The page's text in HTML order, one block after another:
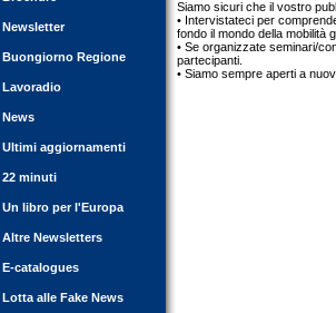
Newsletter
Buongiorno Regione
Lavoradio
News
Ultimi aggiornamenti
22 minuti
Un libro per l'Europa
Altre Newsletters
E-catalogues
Lotta alle Fake News
Siamo sicuri che il vostro
• Intervistateci per
fondo il mondo della mobilità
• Se organizzate seminari/
partecipanti.
• Siamo sempre aperti a